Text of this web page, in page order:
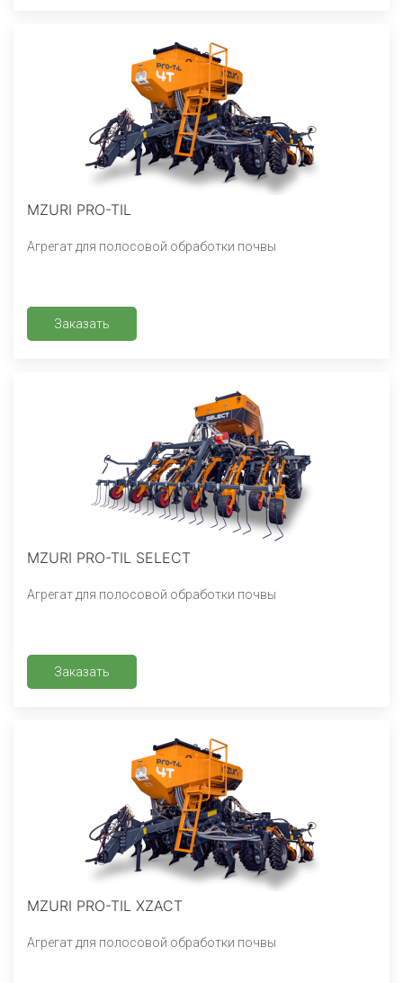
MZURI PRO-TIL
Агрегат для полосовой обработки почвы
Заказать
MZURI PRO-TIL SELECT
Агрегат для полосовой обработки почвы
Заказать
MZURI PRO-TIL XZACT
Агрегат для полосовой обработки почвы